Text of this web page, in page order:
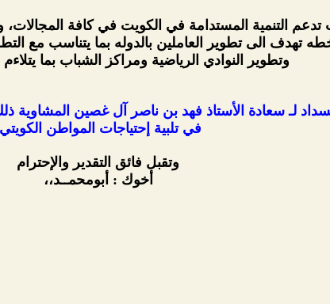
التنمية المستدامة في الكويت في كافة
الى تطوير العاملين بالدوله بما يتناسب مع
وتطوير النوادي الرياضية ومراكز الشباب بما
في تلبية إحتياجات المواطن
وتقبل فائق التقدير والإحترام
أخوك : أبومحمــد،،